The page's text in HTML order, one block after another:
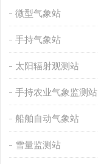
微型气象站
手持气象站
太阳辐射观测站
手持农业气象监测站
船舶自动气象站
雪量监测站